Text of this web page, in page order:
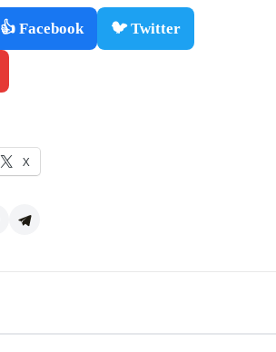
👍 Facebook 🐦 Twitter
X